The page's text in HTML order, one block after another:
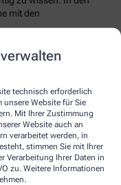
technisch erforderlich
unsere Website für Sie
Mit Ihrer Zustimmung
Website auch an
verarbeitet werden, in
stimmen Sie mit Ihrer
Verarbeitung Ihrer Daten in
zu. Weitere Informationen
mit den
ist allerdings
erkannt wird.
sich auf keinen Fall